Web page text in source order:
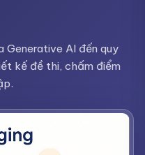
AI đến quy
kế đề thi, chấm điểm